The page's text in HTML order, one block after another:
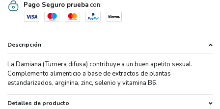
Pago Seguro pruebacon:
Descripción
La Damiana (Turnera difusa) contribuye a un buen apetito sexual.
Complemento alimenticio a base de extractos de plantas
estandarizados, arginina, zinc, selenio y vitamina B6.
Detalles de producto